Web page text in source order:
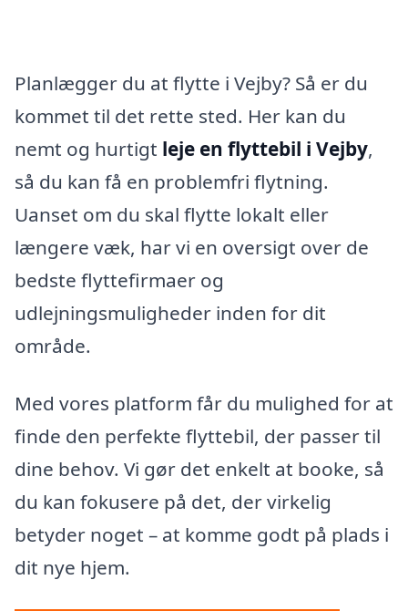
Planlægger du at flytte i Vejby? Så er du
kommet til det rette sted. Her kan du
nemt og hurtigt leje en flyttebil i Vejby,
så du kan få en problemfri flytning.
Uanset om du skal flytte lokalt eller
længere væk, har vi en oversigt over de
bedste flyttefirmaer og
udlejningsmuligheder inden for dit
område.
Med vores platform får du mulighed for at
finde den perfekte flyttebil, der passer til
dine behov. Vi gør det enkelt at booke, så
du kan fokusere på det, der virkelig
betyder noget – at komme godt på plads i
dit nye hjem.